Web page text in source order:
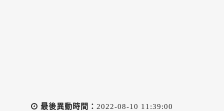
最後異動時間： 2022-08-10 11:39:00